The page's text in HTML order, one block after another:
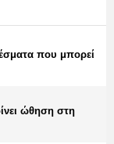
που μπορεί
ώθηση στη